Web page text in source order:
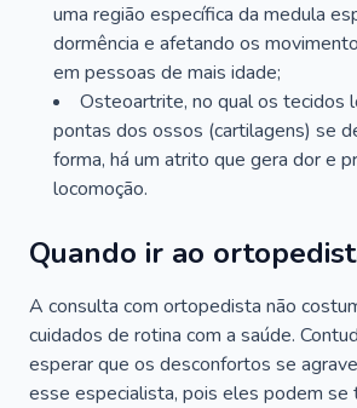
uma região específica da medula
dormência e afetando os
em pessoas de mais idade;
Osteoartrite, no qual os tecidos
pontas dos ossos (cartilagens) se
forma, há um atrito que gera dor e
locomoção.
Quando ir ao
A consulta com ortopedista não
cuidados de rotina com a saúde.
esperar que os desconfortos se
esse especialista, pois eles podem se